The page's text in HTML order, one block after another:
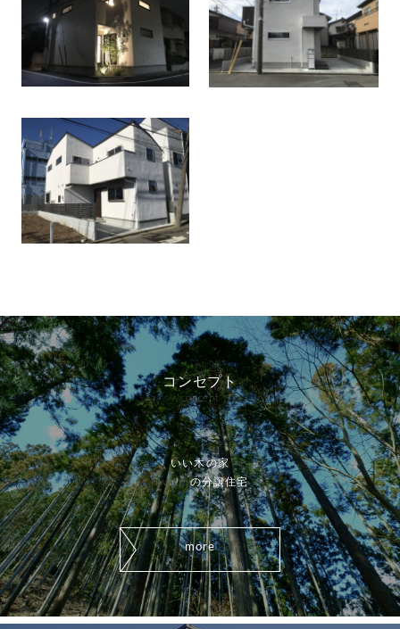
コンセプト
concept
いい木の家
iiwoodの分譲住宅
more